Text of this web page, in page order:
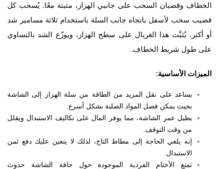
الخطاف وقضبان السحب على جانبي الهزاز، مثبتة معًا. يُسحب كل
قضيب سحب لأسفل باتجاه جانب السلة باستخدام ثلاثة مسامير شد
أو أكثر. يُثبَّت هذا الغربال على سطح الهزاز، ويوزّع الشد بالتساوي
على طول شريط الخطاف.
الميزات الأساسية:
يساعد على نقل المزيد من الطاقة من سلة الهزاز إلى الشاشة
بحيث يمكن فصل المواد الصلبة بشكل أسرع.
يطيل عمر الشاشة، مما يوفر المال على تكاليف الاستبدال ويقلل
من وقت التوقف.
إنه يلغي الحاجة إلى مطاط التاج، لذلك لا يتعين عليك دفع ثمن
الاستبدال.
تمنع الأختام الفردية الموجودة حول حافة الشاشة حدوث